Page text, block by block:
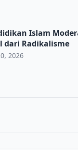
Menjaga
Islam
dari Radikalisme
2026